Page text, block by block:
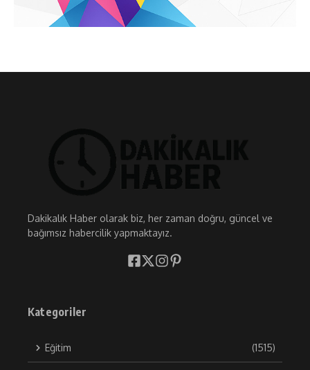
Dakikalık Haber olarak biz, her zaman doğru, güncel ve
bağımsız habercilik yapmaktayız.
Kategoriler
Eğitim (1515)